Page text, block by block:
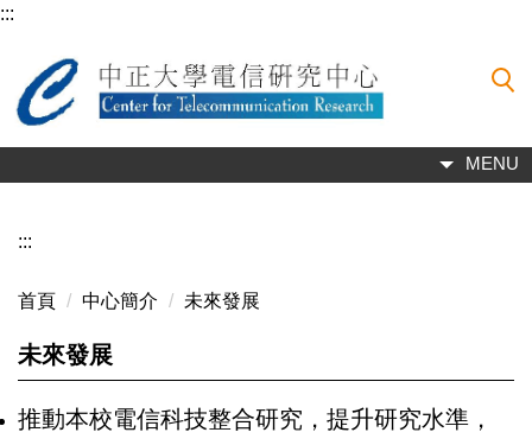
跳
要
內
區
:::
MENU
:::
首頁 中心簡介 未來發展
未來發展
推動本校電信科技整合研究，提升研究水準，